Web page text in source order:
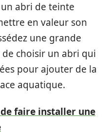
abri de teinte
en valeur son
une grande
de choisir un abri qui
pour ajouter de la
aquatique.
faire installer une